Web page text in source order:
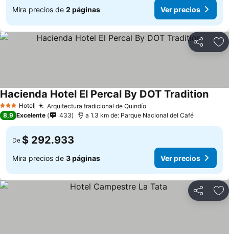
Mira precios de 2 páginas Ver precios
Compartir
3 Estrellas
Hotel Arquitectura tradicional de Quindío
Hacienda Hotel El Percal By DOT Tradition
8,9 Excelente 433 a 1.3 km de: Parque Nacional del Café
De $ 292.933
Mira precios de 3 páginas Ver precios
Compartir